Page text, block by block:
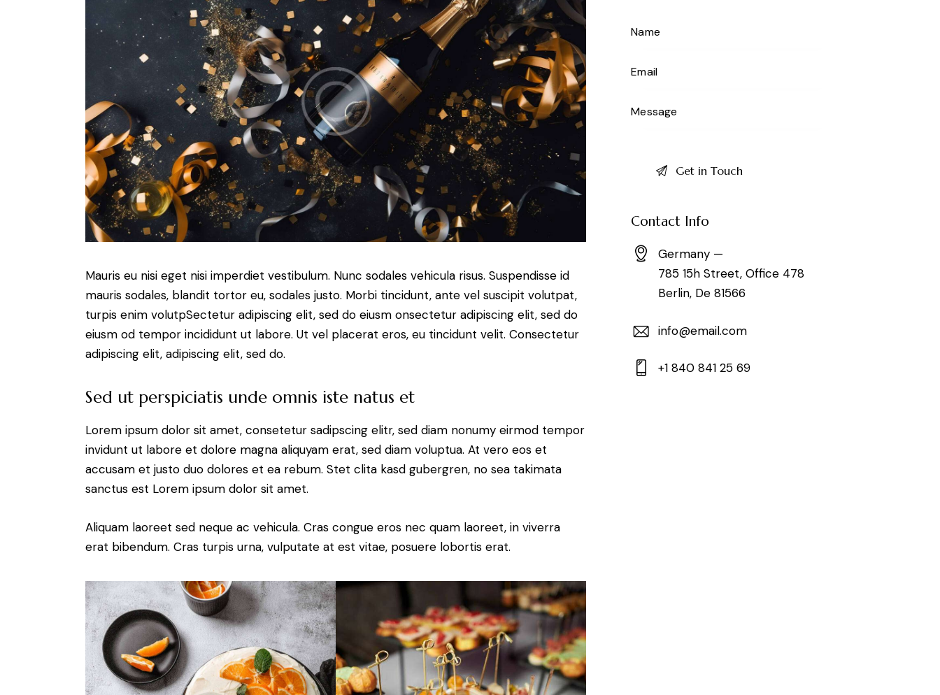
Mauris eu nisi eget nisi imperdiet vestibulum. Nunc sodales vehicula risus. Suspendisse id
mauris sodales, blandit tortor eu, sodales justo. Morbi tincidunt, ante vel suscipit volutpat,
turpis enim volutpSectetur adipiscing elit, sed do eiusm onsectetur adipiscing elit, sed do
eiusm od tempor incididunt ut labore. Ut vel placerat eros, eu tincidunt velit. Consectetur
adipiscing elit, adipiscing elit, sed do.
Sed ut perspiciatis unde omnis iste natus et
Lorem ipsum dolor sit amet, consetetur sadipscing elitr, sed diam nonumy eirmod tempor
invidunt ut labore et dolore magna aliquyam erat, sed diam voluptua. At vero eos et
accusam et justo duo dolores et ea rebum. Stet clita kasd gubergren, no sea takimata
sanctus est Lorem ipsum dolor sit amet.
Aliquam laoreet sed neque ac vehicula. Cras congue eros nec quam laoreet, in viverra
erat bibendum. Cras turpis urna, vulputate at est vitae, posuere lobortis erat.
Contact Info
Germany —
785 15h Street, Office 478
Berlin, De 81566
info@email.com
+1 840 841 25 69